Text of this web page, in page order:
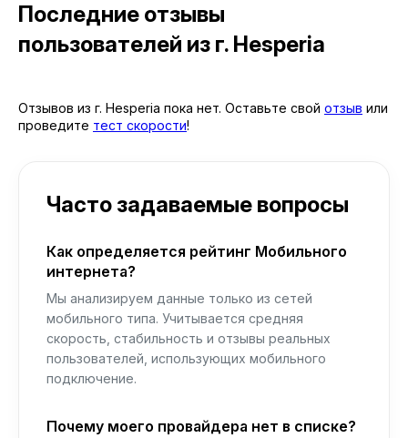
Последние отзывы
пользователей из г. Hesperia
Отзывов из г. Hesperia пока нет. Оставьте свой отзыв или
проведите тест скорости!
Часто задаваемые вопросы
Как определяется рейтинг Мобильного
интернета?
Мы анализируем данные только из сетей
мобильного типа. Учитывается средняя
скорость, стабильность и отзывы реальных
пользователей, использующих мобильного
подключение.
Почему моего провайдера нет в списке?